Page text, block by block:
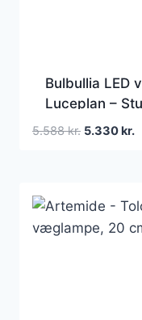
Bulbullia LED
Luceplan –
5.588kr. Den
5.588 kr..
5.330kr.